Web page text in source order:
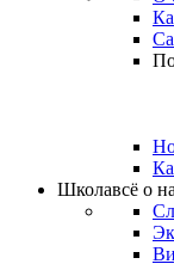
Школавсё о